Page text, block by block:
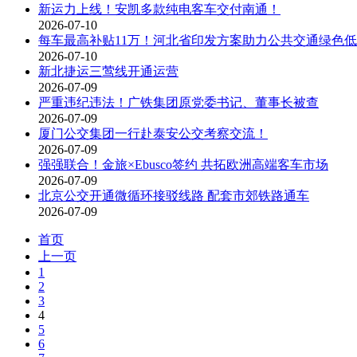
新运力上线！安凯多款纯电客车交付南通！
2026-07-10
每车最高补贴11万！河北省印发方案助力公共交通绿色
2026-07-10
新北捷运三莺线开通运营
2026-07-09
严重违纪违法！广铁集团原党委书记、董事长被查
2026-07-09
厦门公交集团一行赴泰安公交考察交流！
2026-07-09
强强联合！金旅×Ebusco签约 共拓欧洲高端客车市场
2026-07-09
北京公交开通微循环接驳线路 配套市郊铁路通车
2026-07-09
首页
上一页
1
2
3
4
5
6